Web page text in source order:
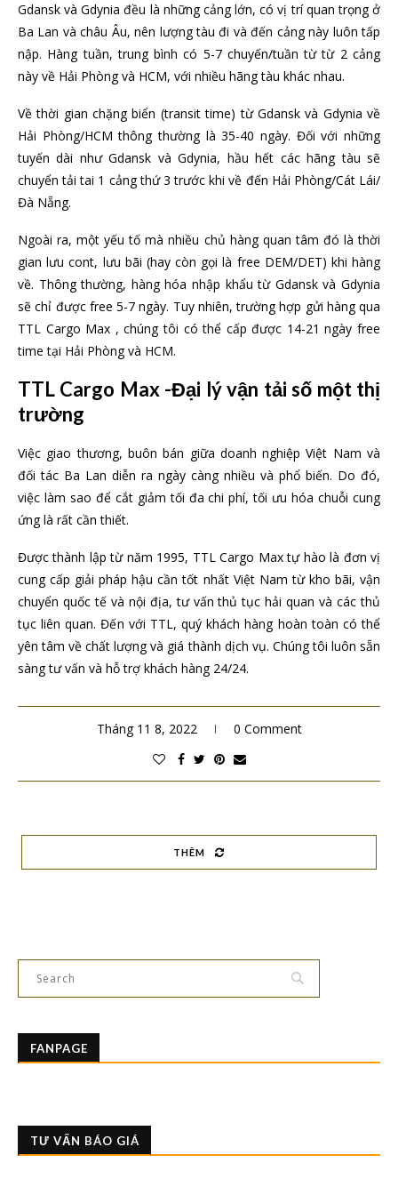
Gdansk và Gdynia đều là những cảng lớn, có vị trí quan trọng ở
Ba Lan và châu Âu, nên lượng tàu đi và đến cảng này luôn tấp
nập. Hàng tuần, trung bình có 5-7 chuyến/tuần từ từ 2 cảng
này về Hải Phòng và HCM, với nhiều hãng tàu khác nhau.
Về thời gian chặng biển (transit time) từ Gdansk và Gdynia về
Hải Phòng/HCM thông thường là 35-40 ngày. Đối với những
tuyến dài như Gdansk và Gdynia, hầu hết các hãng tàu sẽ
chuyển tải tai 1 cảng thứ 3 trước khi về đến Hải Phòng/Cát Lái/
Đà Nẵng.
Ngoài ra, một yếu tố mà nhiều chủ hàng quan tâm đó là thời
gian lưu cont, lưu bãi (hay còn gọi là free DEM/DET) khi hàng
về. Thông thường, hàng hóa nhập khẩu từ Gdansk và Gdynia
sẽ chỉ được free 5-7 ngày. Tuy nhiên, trường hợp gửi hàng qua
TTL Cargo Max , chúng tôi có thể cấp được 14-21 ngày free
time tại Hải Phòng và HCM.
TTL Cargo Max -Đại lý vận tải số một thị
trường
Việc giao thương, buôn bán giữa doanh nghiệp Việt Nam và
đối tác Ba Lan diễn ra ngày càng nhiều và phổ biến. Do đó,
việc làm sao để cắt giảm tối đa chi phí, tối ưu hóa chuỗi cung
ứng là rất cần thiết.
Được thành lập từ năm 1995, TTL Cargo Max tự hào là đơn vị
cung cấp giải pháp hậu cần tốt nhất Việt Nam từ kho bãi, vận
chuyển quốc tế và nội địa, tư vấn thủ tục hải quan và các thủ
tục liên quan. Đến với TTL, quý khách hàng hoàn toàn có thể
yên tâm về chất lượng và giá thành dịch vụ. Chúng tôi luôn sẵn
sàng tư vấn và hỗ trợ khách hàng 24/24.
Tháng 11 8, 2022 0 Comment
THÊM
FANPAGE
TƯ VẤN BÁO GIÁ